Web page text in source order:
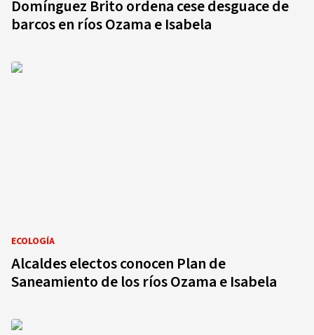
Domínguez Brito ordena cese desguace de
barcos en ríos Ozama e Isabela
ECOLOGÍA
Alcaldes electos conocen Plan de
Saneamiento de los ríos Ozama e Isabela